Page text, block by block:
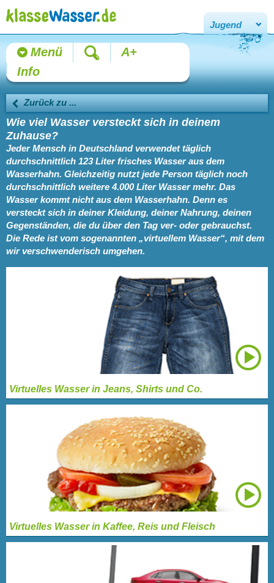
Jugend
Menü
A+
Info
Zurück zu ...
Wie viel Wasser versteckt sich in deinem
Zuhause?
Jeder Mensch in Deutschland verwendet täglich
durchschnittlich 123 Liter frisches Wasser aus dem
Wasserhahn. Gleichzeitig nutzt jede Person täglich noch
durchschnittlich weitere 4.000 Liter Wasser mehr. Das
Wasser kommt nicht aus dem Wasserhahn. Denn es
versteckt sich in deiner Kleidung, deiner Nahrung, deinen
Gegenständen, die du über den Tag ver- oder gebrauchst.
Die Rede ist vom sogenannten „virtuellem Wasser“, mit dem
wir verschwenderisch umgehen.
Virtuelles Wasser in Jeans, Shirts und Co.
Virtuelles Wasser in Kaffee, Reis und Fleisch